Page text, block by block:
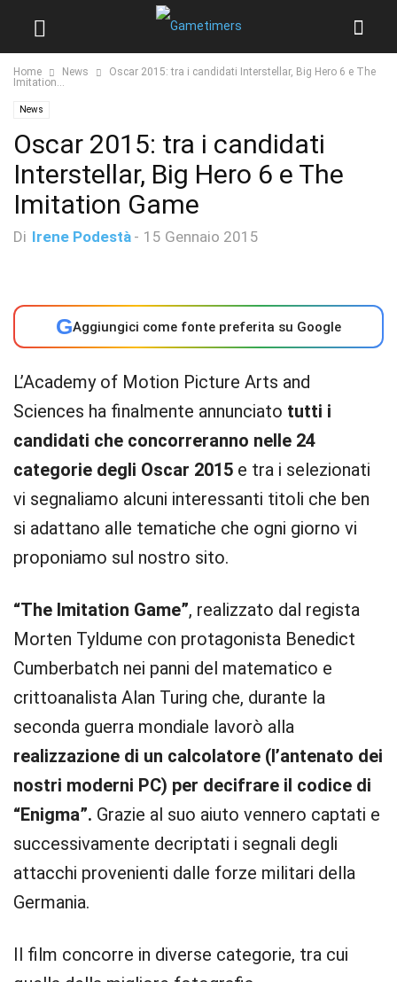
Home News
Oscar 2015: tra i candidati Interstellar, Big Hero 6 e The
Imitation...
News
Oscar 2015: tra i candidati
Interstellar, Big Hero 6 e The
Imitation Game
Di Irene Podestà - 15 Gennaio 2015
GAggiungici come fonte preferita su Google
L’Academy of Motion Picture Arts and
Sciences ha finalmente annunciato tutti i
candidati che concorreranno nelle 24
categorie degli Oscar 2015 e tra i selezionati
vi segnaliamo alcuni interessanti titoli che ben
si adattano alle tematiche che ogni giorno vi
proponiamo sul nostro sito.
“The Imitation Game”, realizzato dal regista
Morten Tyldume con protagonista Benedict
Cumberbatch nei panni del matematico e
crittoanalista Alan Turing che, durante la
seconda guerra mondiale lavorò alla
realizzazione di un calcolatore (l’antenato dei
nostri moderni PC) per decifrare il codice di
“Enigma”. Grazie al suo aiuto vennero captati e
successivamente decriptati i segnali degli
attacchi provenienti dalle forze militari della
Germania.
Il film concorre in diverse categorie, tra cui